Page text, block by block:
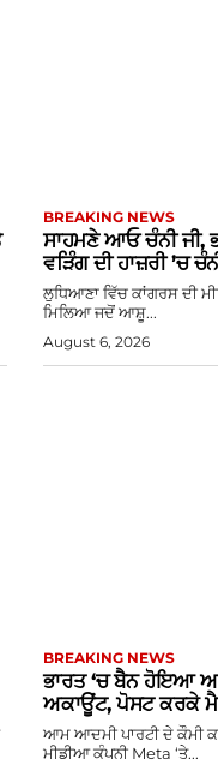
BREAKING NEWS
ਸਾਹਮਣੇ ਆਓ ਚੰਨੀ ਜੀ,
ਵੜਿੰਗ ਦੀ ਹਾਜ਼ਰੀ ’ਚ
ਲੁਧਿਆਣਾ ਵਿੱਚ ਕਾਂਗਰਸ ਦੀ
ਮਿਲਿਆ ਜਦੋਂ ਆਸ਼ੂ...
August 6, 2026
BREAKING NEWS
ਭਾਰਤ ‘ਚ ਬੈਨ ਹੋਇਆ
ਅਕਾਊਂਟ, ਪੋਸਟ ਕਰਕੇ
ਆਮ ਆਦਮੀ ਪਾਰਟੀ ਦੇ ਕੌਮੀ
ਮੀਡੀਆ ਕੰਪਨੀ Meta ‘ਤੇ...